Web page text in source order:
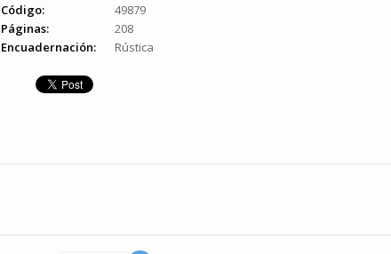
Código:
49879
Páginas:
208
Encuadernación:
Rústica